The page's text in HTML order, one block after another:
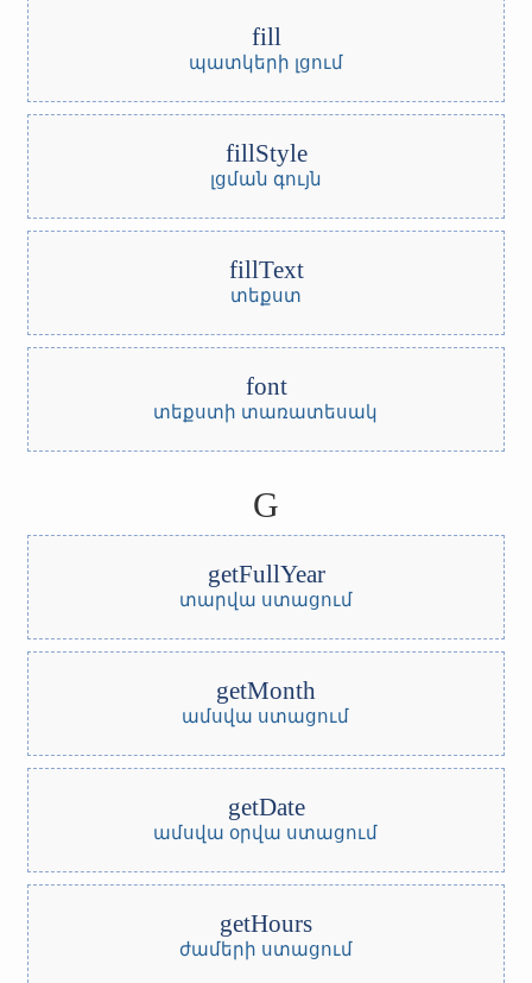
fill
պատկերի լցում
fillStyle
լցման գույն
fillText
տեքստ
font
տեքստի տառատեսակ
G
getFullYear
տարվա ստացում
getMonth
ամսվա ստացում
getDate
ամսվա օրվա ստացում
getHours
ժամերի ստացում